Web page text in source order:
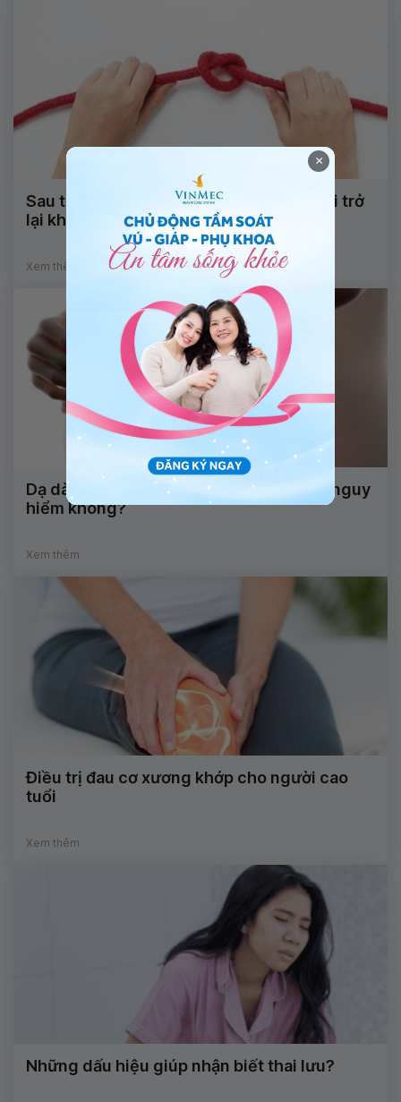
Sau thắt ống dẫn trứng có thể mang thai trở
lại không?
Xem thêm
Dạ dày thai nhi nhỏ hơn bình thường có nguy
hiểm không?
Xem thêm
Điều trị đau cơ xương khớp cho người cao
tuổi
Xem thêm
Những dấu hiệu giúp nhận biết thai lưu?
×